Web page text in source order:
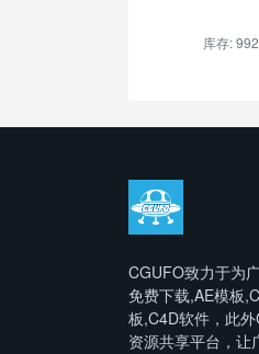
库存: 992
CGUFO致力于为
免费下载,AE模板
板,C4D软件，此
资源共享平台，让